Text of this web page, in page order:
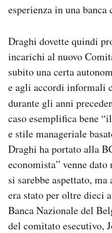
esperienza in una banca
Draghi dovette quindi
incarichi al nuovo
subito una certa
e agli accordi informali
durante gli anni
caso esemplifica bene
e stile manageriale
Draghi ha portato alla
economista” venne
si sarebbe aspettato,
era stato per oltre dieci
Banca Nazionale del
del comitato esecutivo,